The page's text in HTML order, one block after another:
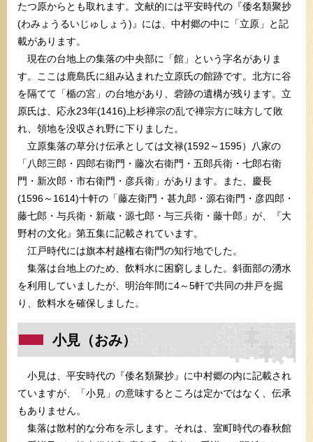
たつ原からとも取れます。文献的には平安時代の『倭名類聚抄
(わみょうるいじゅしょう)』には、中村郷の中に「立原」と記
載があります。
現在の台地上の集落の中央部に「館」という字名がありま
す。ここは鹿島氏に組み込まれた立原氏の館跡です。北方に谷
を隔てて「楯の宮」の台地があり、砦跡の遺構が残ります。立
原氏は、応永23年(1416)上杉禅宗の乱で禅宗方に味方して敗
れ、領地を没収され野に下りました。
立原集落の草分け伝承としては文禄(1592～1595）八家の
「八郎三郎・四郎右衛門・藤次右衛門・五郎兵衛・七郎右衛
門・新次郎・市右衛門・彦兵衛」があります。また、慶長
(1596～1614)十軒の「藤左衛門・甚九郎・源右衛門・彦四郎・
藤七郎・与兵衛・新蔵・源七郎・与三兵衛・藤十郎」が、『大
野村の文化』第五集に記載されています。
江戸時代には旗本村越権右衛門の知行地でした。
集落は台地上のため、飲料水に困窮しました。斜面部の湧水
を利用していましたが、明治年間に4～5軒で共同の井戸を掘
り、飲料水を確保しました。
小見（おみ）
小見は、平安時代の『倭名類聚抄』に中村郷の内に記載され
ていますが、「小見」の意味するところは定かではなく、伝承
もありません。
集落は散村的な分布を示します。それは、室町時代の春秋館